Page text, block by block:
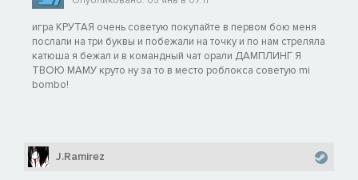
игра КРУТАЯ очень советую покупайте в первом бою меня
послали на три буквы и побежали на точку и по нам стреляла
катюша я бежал и в командный чат орали ДАМПЛИНГ Я
ТВОЮ МАМУ круто ну за то в место роблокса советую mi
bombo!
J.Ramirez